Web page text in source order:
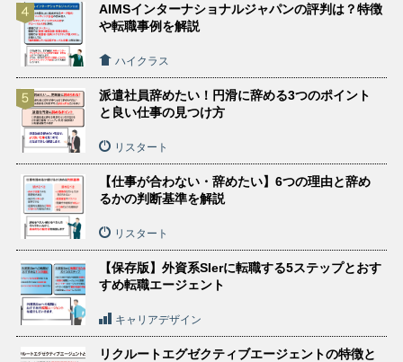
AIMSインターナショナルジャパンの評判は？特徴
や転職事例を解説
ハイクラス
派遣社員辞めたい！円滑に辞める3つのポイント
と良い仕事の見つけ方
リスタート
【仕事が合わない・辞めたい】6つの理由と辞め
るかの判断基準を解説
リスタート
【保存版】外資系SIerに転職する5ステップとおす
すめ転職エージェント
キャリアデザイン
リクルートエグゼクティブエージェントの特徴と